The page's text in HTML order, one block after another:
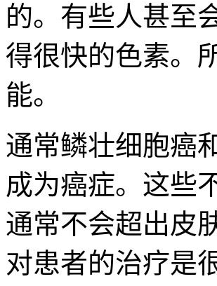
的。有些人甚至
得很快的色素。
能。
通常鳞壮细胞癌
成为癌症。这些
通常不会超出皮
对患者的治疗是